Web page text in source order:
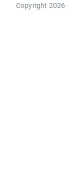
Copyright 2026